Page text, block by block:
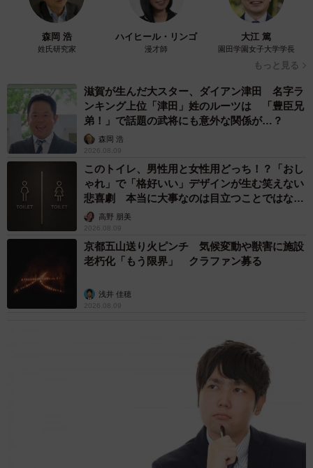
森岡 浩
姓氏研究家
ハイヒール・リンゴ
漫才師
大江 篤
園田学園女子大学学長
もっと見る
滋賀が生んだ大スター、ダイアン津田 名字ラ
ンキング上位「津田」姓のルーツは 「豊臣兄
弟！」で話題の武将にも意外な関係が…？
森岡 浩
2026.08.09
このトイレ、男性用と女性用どっち！？「おし
ゃれ」で「格好いい」デザインが生む笑えない
悲喜劇 本当に大事なのは目立つことではな
く…高野 朋美
2026.08.09
京都五山送り火ピンチ 気候変動や獣害に施設
老朽化「もう限界」 クラファン募る
浅井 佳穂
2026.08.09